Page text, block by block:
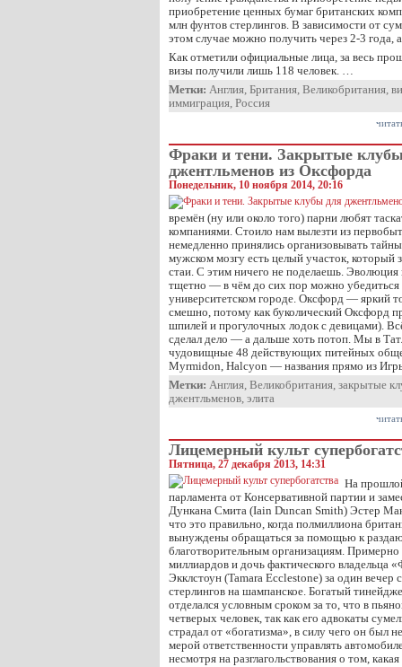
приобретение ценных бумаг британских
млн фунтов стерлингов. В зависимости от
этом случае можно получить через 2-3 года,
Как отметили официальные лица, за весь
визы получили лишь 118 человек. …
Метки: Англия, Британия, Великобритания,
иммиграция, Россия
Фраки и тени. Закрытые
джентльменов из Оксфорда
Понедельник, 10 ноября 2014, 20:16
времён (ну или около того) парни любят
компаниями. Стоило нам вылезти из
немедленно принялись организовывать
мужском мозгу есть целый участок, который
стаи. С этим ничего не поделаешь. Эволюция
тщетно — в чём до сих пор можно
университетском городе. Оксфорд — яркий
смешно, потому как буколический Оксфорд
шпилей и прогулочных лодок с девицами).
сделал дело — а дальше хоть потоп. Мы в
чудовищные 48 действующих питейных
Myrmidon, Halcyon — названия прямо из
Метки: Англия, Великобритания, закрытые
джентльменов, элита
Лицемерный культ
Пятница, 27 декабря 2013, 14:31
На
парламента от Консервативной партии и
Дункана Смита (Iain Duncan Smith) Эстер
что это правильно, когда полмиллиона
вынуждены обращаться за помощью к
благотворительным организациям.
миллиардов и дочь фактического владельца
Экклстоун (Tamara Ecclestone) за один вечер
стерлингов на шампанское. Богатый
отделался условным сроком за то, что в
четверых человек, так как его адвокаты
страдал от «богатизма», в силу чего он был
мерой ответственности управлять
несмотря на разглагольствования о том,